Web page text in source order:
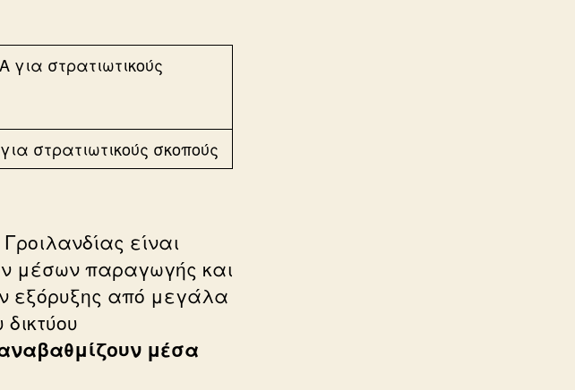
στρατιωτικούς σκοπούς
είναι
μέσων παραγωγής και
εξόρυξης από μεγάλα
μέσα